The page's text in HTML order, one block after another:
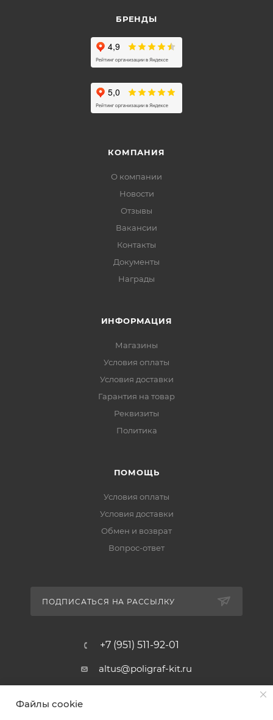
БРЕНДЫ
КОМПАНИЯ
О компании
Новости
Отзывы
Вакансии
Контакты
Документы
Награды
ИНФОРМАЦИЯ
Магазины
Условия оплаты
Условия доставки
Гарантия на товар
Реквизиты
Политика
ПОМОЩЬ
Условия оплаты
Условия доставки
Обмен и возврат
Вопрос-ответ
ПОДПИСАТЬСЯ НА РАССЫЛКУ
+7 (951) 511-92-01
altus@poligraf-kit.ru
Ростовская обл, Аксайский р-н,
Файлы cookie